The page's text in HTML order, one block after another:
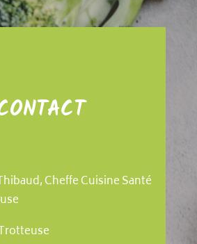
Cheffe Cuisine Santé